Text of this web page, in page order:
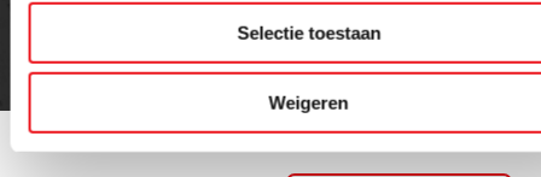
Selectie toestaan
Weigeren